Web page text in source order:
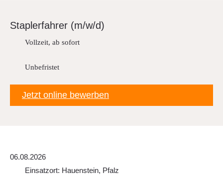
Stap­ler­fahrer (m/w/d)
Vollzeit, ab sofort
Unbefristet
Jetzt online bewerben
06.08.2026
Einsatzort: Hauenstein, Pfalz
FAQ
Sitemap
Datenschutz